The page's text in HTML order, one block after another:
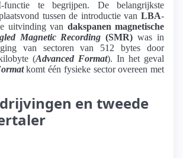
-functie te begrijpen. De belangrijkste
tussen de introductie van LBA-
uitvinding van dakspanen magnetische
Magnetic Recording (SMR) was in
van sectoren van 512 bytes door
(Advanced Format). In het geval
komt één fysieke sector overeen met
en tweede